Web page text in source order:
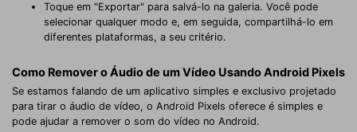
Toque em "Exportar" para salvá-lo na galeria. Você pode
selecionar qualquer modo e, em seguida, compartilhá-lo em
diferentes plataformas, a seu critério.
Como Remover o Áudio de um Vídeo Usando Android Pixels
Se estamos falando de um aplicativo simples e exclusivo projetado
para tirar o áudio de vídeo, o Android Pixels oferece é simples e
pode ajudar a remover o som do vídeo no Android.